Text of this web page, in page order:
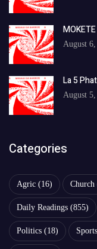
August
La 5
August
Categories
Agric (16) Church
Daily Readings (855)
Politics (18) Sports